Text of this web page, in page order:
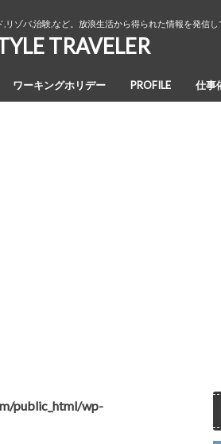
リゾバ,治験,など。放浪生活から得られた情報を発信
TRAVELER
ワーキングホリデー PROFILE 仕事
public_html/wp-